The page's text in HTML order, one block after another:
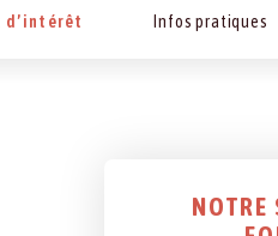
d’intérêt Infos pratiques
NOTRE